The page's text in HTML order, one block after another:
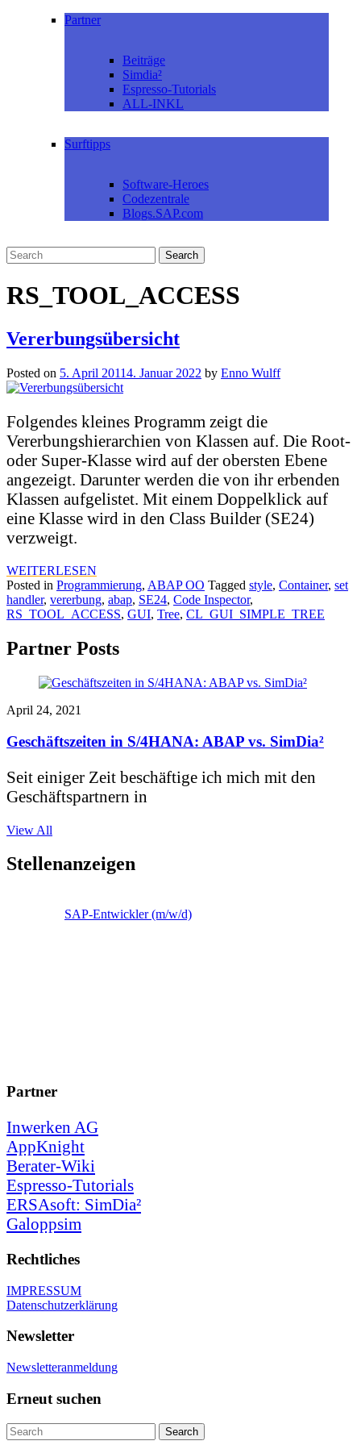
Partner
Beiträge
Simdia²
Espresso-Tutorials
ALL-INKL
Surftipps
Software-Heroes
Codezentrale
Blogs.SAP.com
RS_TOOL_ACCESS
Vererbungsübersicht
Posted on 5. April 20114. Januar 2022 by Enno Wulff
Folgendes kleines Programm zeigt die
Vererbungshierarchien von Klassen auf. Die Root-
oder Super-Klasse wird auf der obersten Ebene
angezeigt. Darunter werden die von ihr erbenden
Klassen aufgelistet. Mit einem Doppelklick auf
eine Klasse wird in den Class Builder (SE24)
verzweigt.
WEITERLESEN
Posted in Programmierung, ABAP OO Tagged style, Container, set
handler, vererbung, abap, SE24, Code Inspector,
RS_TOOL_ACCESS, GUI, Tree, CL_GUI_SIMPLE_TREE
Partner Posts
April 24, 2021
Geschäftszeiten in S/4HANA: ABAP vs. SimDia²
Seit einiger Zeit beschäftige ich mich mit den
Geschäftspartnern in
View All
Stellenanzeigen
SAP-Entwickler (m/w/d)
Partner
Inwerken AG
AppKnight
Berater-Wiki
Espresso-Tutorials
ERSAsoft: SimDia²
Galoppsim
Rechtliches
IMPRESSUM
Datenschutzerklärung
Newsletter
Newsletteranmeldung
Erneut suchen